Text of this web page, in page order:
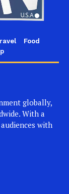
Food
globally,
With a
with